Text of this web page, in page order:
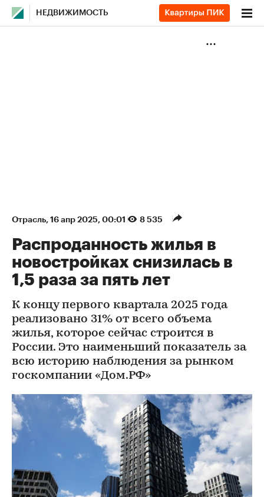
НЕДВИЖИМОСТЬ
Отрасль⁠, 16 апр 2025, 00:01 8 535
Распроданность жилья в
новостройках снизилась в
1,5 раза за пять лет
К концу первого квартала 2025 года
реализовано 31% от всего объема
жилья, которое сейчас строится в
России. Это наименьший показатель за
всю историю наблюдения за рынком
госкомпании «Дом.РФ»